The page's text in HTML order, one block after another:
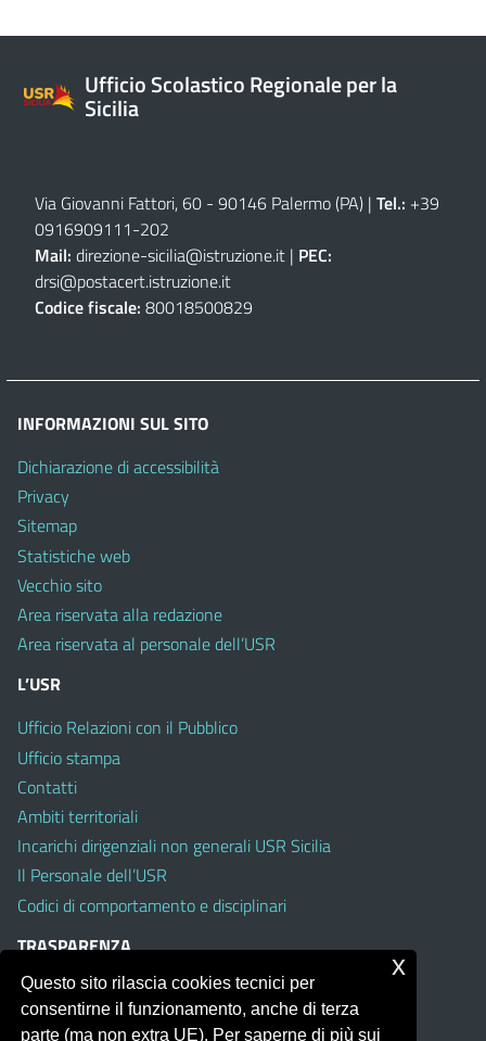
Ufficio Scolastico Regionale per la
Sicilia
Via Giovanni Fattori, 60 - 90146 Palermo (PA) | Tel.: +39
0916909111-202
Mail: direzione-sicilia@istruzione.it | PEC:
drsi@postacert.istruzione.it
Codice fiscale: 80018500829
INFORMAZIONI SUL SITO
Dichiarazione di accessibilità
Privacy
Sitemap
Statistiche web
Vecchio sito
Area riservata alla redazione
Area riservata al personale dell’USR
L’USR
Ufficio Relazioni con il Pubblico
Ufficio stampa
Contatti
Ambiti territoriali
Incarichi dirigenziali non generali USR Sicilia
Il Personale dell’USR
Codici di comportamento e disciplinari
TRASPARENZA
Albo on line
Amministrazione Trasparente
Questo sito rilascia cookies tecnici per
consentirne il funzionamento, anche di terza
parte (ma non extra UE). Per saperne di più sui
x